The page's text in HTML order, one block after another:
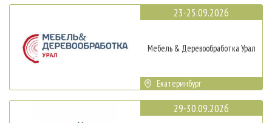
23-25.09.2026
Мебель & Деревообработка Урал
Екатеринбург
29-30.09.2026